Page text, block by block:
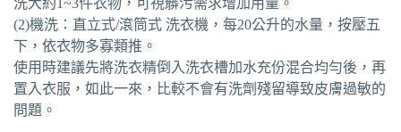
(2)機洗：直立式/滾筒式 洗衣機，每20公升的水量，按壓五
下，依衣物多寡類推。
使用時建議先將洗衣精倒入洗衣槽加水充份混合均勻後，再
置入衣服，如此一來，比較不會有洗劑殘留導致皮膚過敏的
問題。